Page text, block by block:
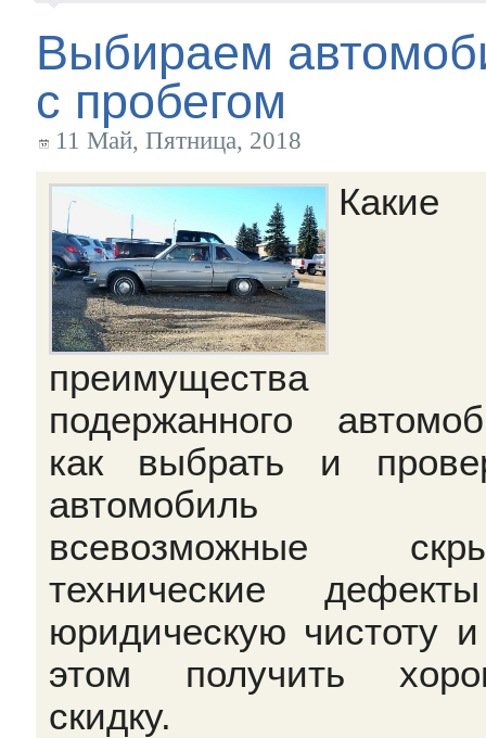
Выбираем
с пробегом
11 Май, Пятница, 2018
Какие
подержанного
как выбрать и
автомобиль
всевозможные
технические
юридическую чистоту
этом получить
скидку.